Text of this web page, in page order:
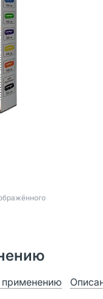
применению